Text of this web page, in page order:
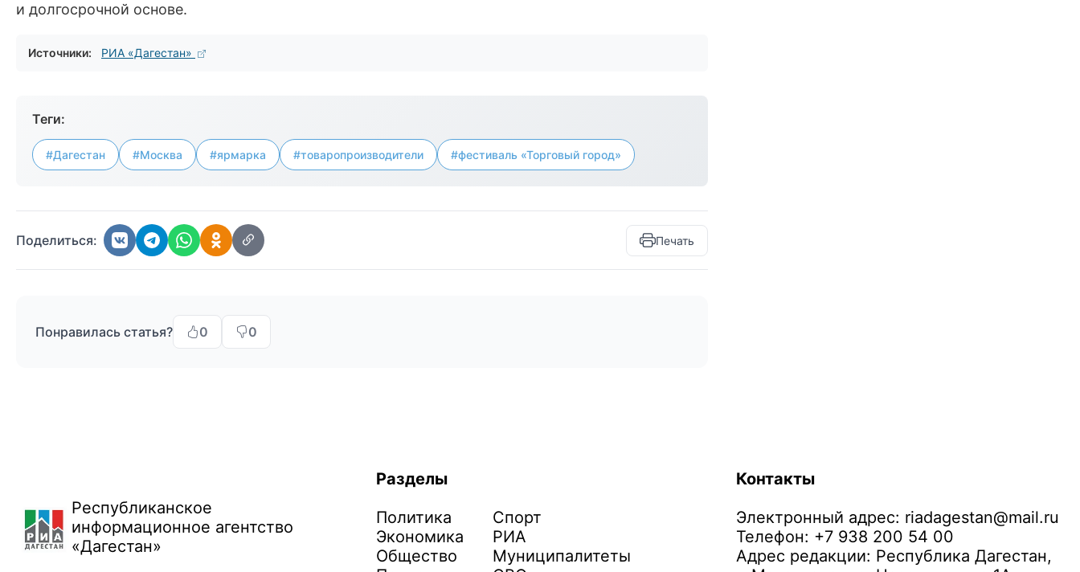
и долгосрочной основе.
Источники: РИА «Дагестан»
Теги:
#Дагестан #Москва #ярмарка #товаропроизводители #фестиваль «Торговый город»
Поделиться: Печать
Понравилась статья? 0 0
Республиканское
информационное агентство
«Дагестан»
Разделы
Политика
Экономика
Общество
Спорт
РИА
Муниципалитеты
Контакты
Электронный адрес: riadagestan@mail.ru
Телефон: +7 938 200 54 00
Адрес редакции: Республика Дагестан,